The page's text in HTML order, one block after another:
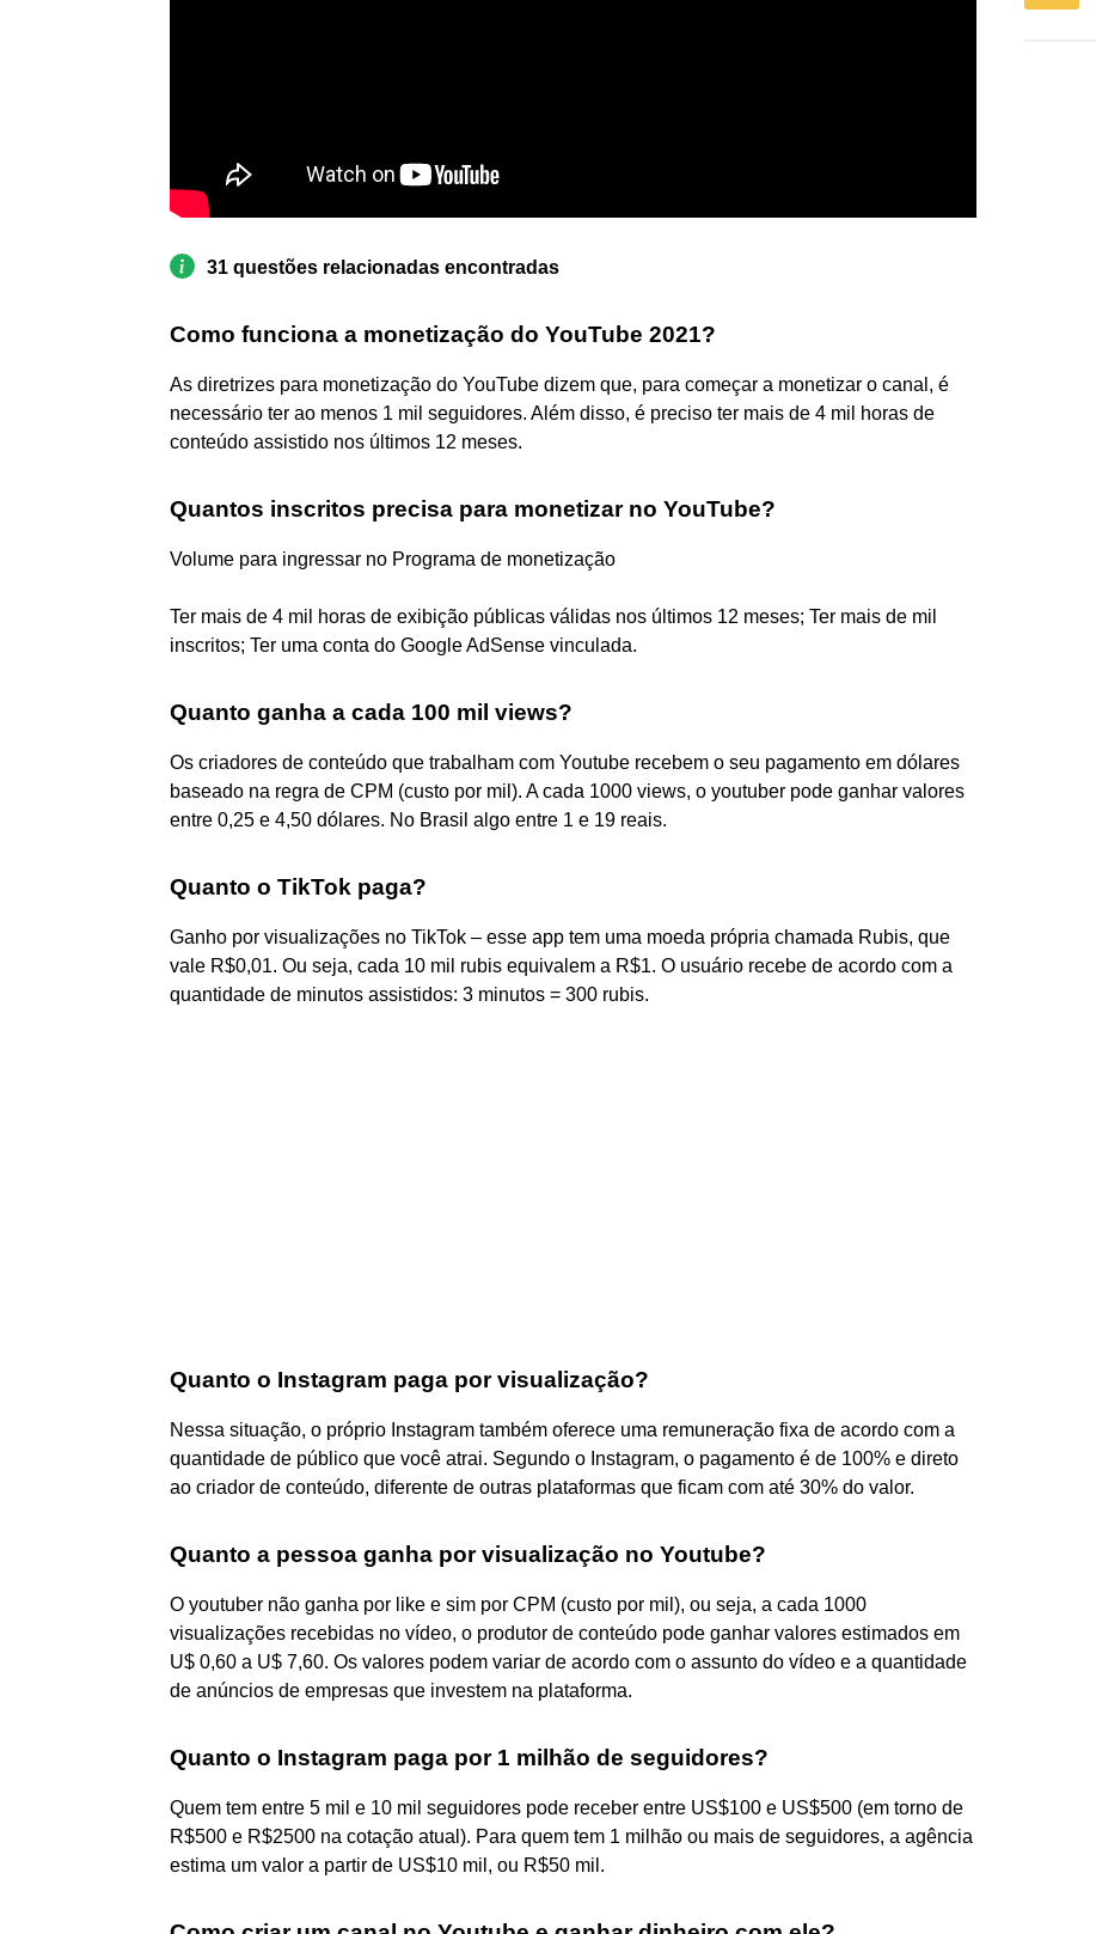
31 questões relacionadas encontradas
Como funciona a monetização do YouTube 2021?
As diretrizes para monetização do YouTube dizem que, para começar a monetizar o canal, é
necessário ter ao menos 1 mil seguidores. Além disso, é preciso ter mais de 4 mil horas de
conteúdo assistido nos últimos 12 meses.
Quantos inscritos precisa para monetizar no YouTube?
Volume para ingressar no Programa de monetização
Ter mais de 4 mil horas de exibição públicas válidas nos últimos 12 meses; Ter mais de mil
inscritos; Ter uma conta do Google AdSense vinculada.
Quanto ganha a cada 100 mil views?
Os criadores de conteúdo que trabalham com Youtube recebem o seu pagamento em dólares
baseado na regra de CPM (custo por mil). A cada 1000 views, o youtuber pode ganhar valores
entre 0,25 e 4,50 dólares. No Brasil algo entre 1 e 19 reais.
Quanto o TikTok paga?
Ganho por visualizações no TikTok – esse app tem uma moeda própria chamada Rubis, que
vale R$0,01. Ou seja, cada 10 mil rubis equivalem a R$1. O usuário recebe de acordo com a
quantidade de minutos assistidos: 3 minutos = 300 rubis.
Quanto o Instagram paga por visualização?
Nessa situação, o próprio Instagram também oferece uma remuneração fixa de acordo com a
quantidade de público que você atrai. Segundo o Instagram, o pagamento é de 100% e direto
ao criador de conteúdo, diferente de outras plataformas que ficam com até 30% do valor.
Quanto a pessoa ganha por visualização no Youtube?
O youtuber não ganha por like e sim por CPM (custo por mil), ou seja, a cada 1000
visualizações recebidas no vídeo, o produtor de conteúdo pode ganhar valores estimados em
U$ 0,60 a U$ 7,60. Os valores podem variar de acordo com o assunto do vídeo e a quantidade
de anúncios de empresas que investem na plataforma.
Quanto o Instagram paga por 1 milhão de seguidores?
Quem tem entre 5 mil e 10 mil seguidores pode receber entre US$100 e US$500 (em torno de
R$500 e R$2500 na cotação atual). Para quem tem 1 milhão ou mais de seguidores, a agência
estima um valor a partir de US$10 mil, ou R$50 mil.